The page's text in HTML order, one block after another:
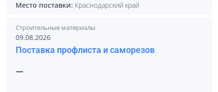
Место поставки: Краснодарский край
Строительные материалы
09.08.2026
Поставка профлиста и саморезов
—